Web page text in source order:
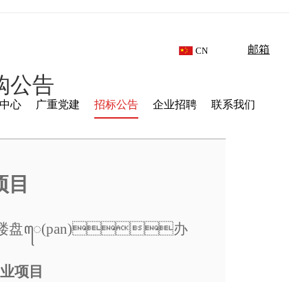
邮箱
CN
心 广重党建 招标公告 企业招聘 联系我们
公告
审”楼盘ꦺ(pan)办
项目